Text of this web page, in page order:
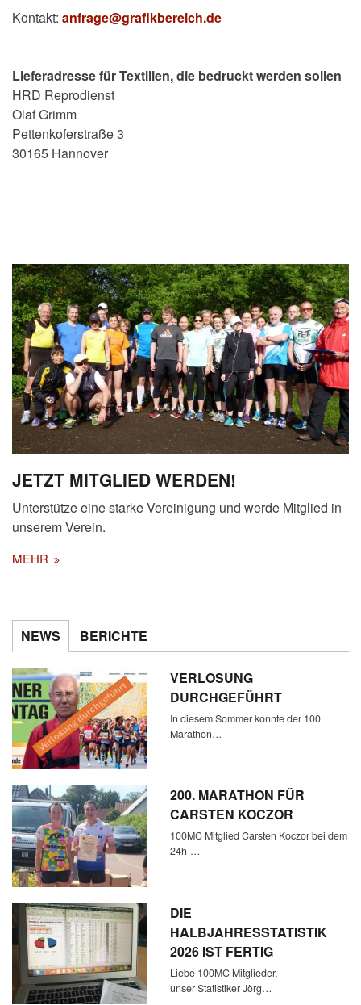
Kontakt: anfrage@grafikbereich.de
Lieferadresse für Textilien, die bedruckt werden sollen
HRD Reprodienst
Olaf Grimm
Pettenkoferstraße 3
30165 Hannover
JETZT MITGLIED WERDEN!
Unterstütze eine starke Vereinigung und werde Mitglied in
unserem Verein.
MEHR
NEWS BERICHTE
VERLOSUNG
DURCHGEFÜHRT
In diesem Sommer konnte der 100
Marathon…
200. MARATHON FÜR
CARSTEN KOCZOR
100MC Mitglied Carsten Koczor bei dem
24h-…
DIE
HALBJAHRESSTATISTIK
2026 IST FERTIG
Liebe 100MC Mitglieder,
unser Statistiker Jörg…